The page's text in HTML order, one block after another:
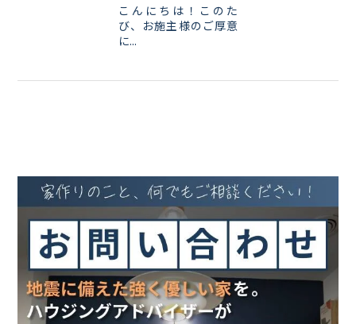
こんにちは！このた
び、お施主様のご厚意
に...